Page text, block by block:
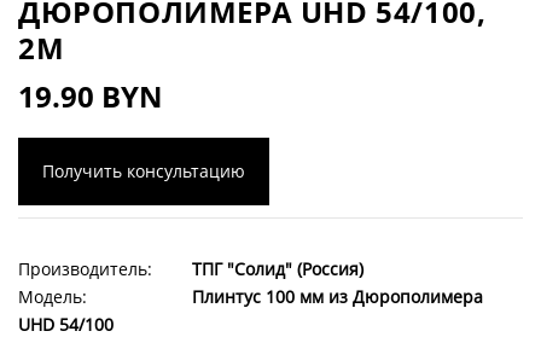
ДЮРОПОЛИМЕРА UHD 54/100,
2М
19.90 BYN
Получить консультацию
Производитель:
ТПГ "Солид" (Россия)
Модель:
Плинтус 100 мм из Дюрополимера
UHD 54/100